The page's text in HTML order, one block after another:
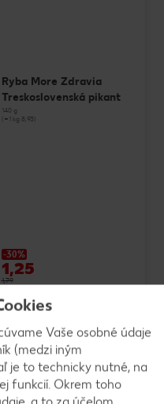
Ryba More Zdravia
Treskoslovenská pikant
140 g
(=1 kg 8,93)
-30%
1,25
1,79
Vaše osobné údaje
(medzi iným
je to technicky nutné, na
funkcií. Okrem toho